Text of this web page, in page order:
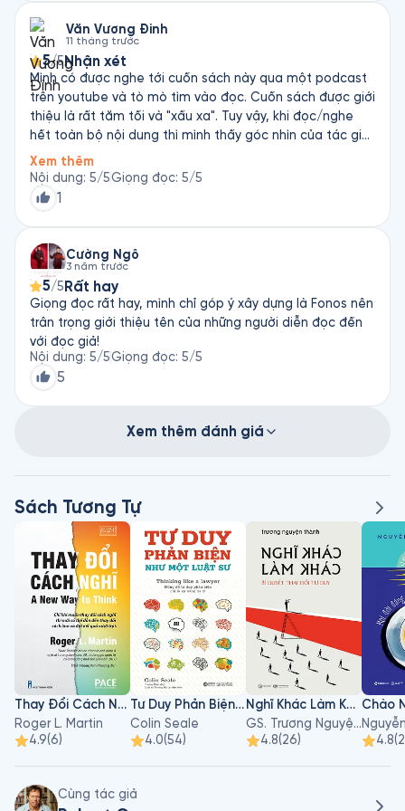
Cuốn sách tập trung nhiều vào việc đạt được và duy trì
quyền lực mà ít đề cập đến việc sử dụng quyền lực một
cách có đạo đức và bền vững. Điều này có thể dẫn đến
nhận thức lệch lạc về mối quan hệ giữa quyền lực và
trách nhiệm. 3. Khó áp dụng toàn diện: Mặc dù cuốn
sách rất thực tế, không phải lúc nào cũng có thể áp
dụng một cách nguyên vẹn các nguyên tắc trong môi
trường hiện đại, nơi mà tính minh bạch, công bằng và
đạo đức ngày càng được coi trọng.
hoặc không thể làm được gì mà thôi.
Văn Vương Đinh
11 tháng trước
5/5Nhận xét
Mình có được nghe tới cuốn sách này qua một podcast
trên youtube và tò mò tìm vào đọc. Cuốn sách được giới
thiệu là rất tăm tối và "xấu xa". Tuy vậy, khi đọc/nghe
hết toàn bộ nội dung thì mình thấy góc nhìn của tác giả
khá thú vị, nó diễn tả khá đúng bản chất của con người.
Việc "tăm tối" hay "xấu xa" sẽ tuỳ vào cách nhìn của
người đọc
Xem thêm
Nội dung: 5/5Giọng đọc: 5/5
1
Cường Ngô
3 năm trước
5/5 Rất hay
Giọng đọc rất hay, mình chỉ góp ý xây dựng là Fonos nên
trân trọng giới thiệu tên của những người diễn đọc đến
với đọc giả!
Nội dung: 5/5Giọng đọc: 5/5
5
Xem thêm đánh giá
Sách Tương Tự
Thay Đổi Cách Nghĩ
Roger L. Martin
4.9(6)
Tư Duy Phản Biện Như Một Luật Sư
Colin Seale
4.0(54)
Nghĩ Khác Làm Khác - Bí Quyết Thay Đổi Tư Duy
GS. Trương Nguyện Thành
4.8(26) 4.8(
Cùng tác giả